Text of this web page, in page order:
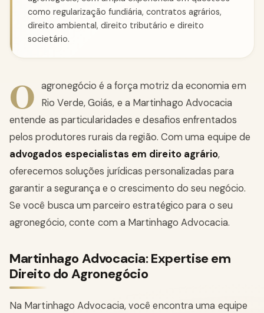
como regularização fundiária, contratos agrários,
direito ambiental, direito tributário e direito
societário.
O agronegócio é a força motriz da economia em
Rio Verde, Goiás, e a Martinhago Advocacia
entende as particularidades e desafios enfrentados
pelos produtores rurais da região. Com uma equipe de
advogados especialistas em direito agrário,
oferecemos soluções jurídicas personalizadas para
garantir a segurança e o crescimento do seu negócio.
Se você busca um parceiro estratégico para o seu
agronegócio, conte com a Martinhago Advocacia.
Martinhago Advocacia: Expertise em
Direito do Agronegócio
Na Martinhago Advocacia, você encontra uma equipe